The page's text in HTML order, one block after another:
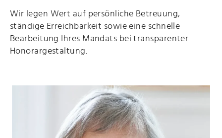
Wir legen Wert auf persönliche Betreuung,
ständige Erreichbarkeit sowie eine schnelle
Bearbeitung Ihres Mandats bei transparenter
Honorargestaltung.